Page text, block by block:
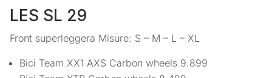
LES SL 29
Front superleggera Misure: S – M – L – XL
Bici Team XX1 AXS Carbon wheels 9.899